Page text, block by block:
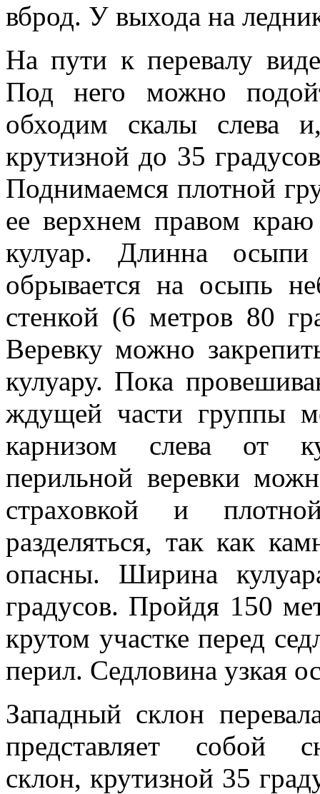
вброд. У выхода на
На пути к перевалу
Под него можно
обходим скалы слева
крутизной до 35
Поднимаемся плотной
ее верхнем правом
кулуар. Длинна
обрывается на осыпь
стенкой (6 метров 80
Веревку можно
кулуару. Пока
ждущей части группы
карнизом слева от
перильной веревки
страховкой и
разделяться, так как
опасны. Ширина
градусов. Пройдя 150
крутом участке перед
перил. Седловина узкая
Западный склон
представляет собой
склон, крутизной 35